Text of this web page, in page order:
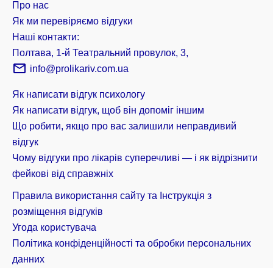
Про нас
Як ми перевіряємо відгуки
Наші контакти:
Полтава, 1-й Театральний провулок, 3,
info@prolikariv.com.ua
Як написати відгук психологу
Як написати відгук, щоб він допоміг іншим
Що робити, якщо про вас залишили неправдивий
відгук
Чому відгуки про лікарів суперечливі — і як відрізнити
фейкові від справжніх
Правила використання сайту та Інструкція з
розміщення відгуків
Угода користувача
Політика конфіденційності та обробки персональних
данних